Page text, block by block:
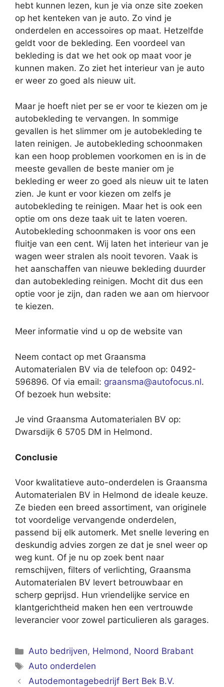
hebt kunnen lezen, kun je via onze site zoeken
op het kenteken van je auto. Zo vind je
onderdelen en accessoires op maat. Hetzelfde
geldt voor de bekleding. Een voordeel van
bekleding is dat we het ook op maat voor je
kunnen maken. Zo ziet het interieur van je auto
er weer zo goed als nieuw uit.
Maar je hoeft niet per se er voor te kiezen om je
autobekleding te vervangen. In sommige
gevallen is het slimmer om je autobekleding te
laten reinigen. Je autobekleding schoonmaken
kan een hoop problemen voorkomen en is in de
meeste gevallen de beste manier om je
bekleding er weer zo goed als nieuw uit te laten
zien. Je kunt er voor kiezen om zelfs je
autobekleding te reinigen. Maar het is ook een
optie om ons deze taak uit te laten voeren.
Autobekleding schoonmaken is voor ons een
fluitje van een cent. Wij laten het interieur van je
wagen weer stralen als nooit tevoren. Vaak is
het aanschaffen van nieuwe bekleding duurder
dan autobekleding reinigen. Mocht dit dus een
optie voor je zijn, dan raden we aan om hiervoor
te kiezen.
Meer informatie vind u op de website van
Neem contact op met Graansma
Automaterialen BV via de telefoon op: 0492-
596896. Of via email: graansma@autofocus.nl.
Of bezoek hun website:
Je vind Graansma Automaterialen BV op:
Dwarsdijk 6 5705 DM in Helmond.
Conclusie
Voor kwalitatieve auto-onderdelen is Graansma
Automaterialen BV in Helmond de ideale keuze.
Ze bieden een breed assortiment, van originele
tot voordelige vervangende onderdelen,
passend bij elk automerk. Met snelle levering en
deskundig advies zorgen ze dat je snel weer op
weg kunt. Of je nu op zoek bent naar
remschijven, filters of verlichting, Graansma
Automaterialen BV levert betrouwbaar en
scherp geprijsd. Hun vriendelijke service en
klantgerichtheid maken hen een vertrouwde
leverancier voor zowel particulieren als garages.
Categorieën
Auto bedrijven, Helmond, Noord Brabant
Tags
Auto onderdelen
Autodemontagebedrijf Bert Bek B.V.